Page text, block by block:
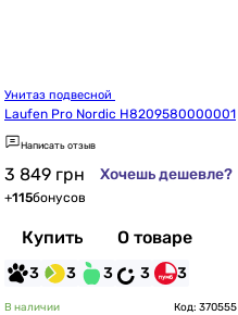
Laufen Pro Nordic H8209580000001
Написать отзыв
3 849 грн Хочешь дешевле?
+115бонусов
Купить О товаре
3 3 3 3 3
В наличии Код: 370555